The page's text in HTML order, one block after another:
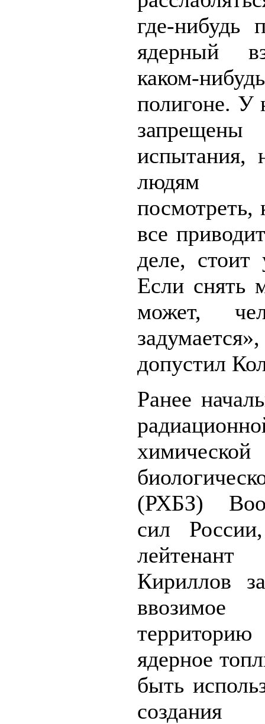
где-нибудь
ядерный
каком-нибудь
полигоне. У
испытания,
людям
посмотреть,
все
деле, стоит
Если снять
может,
допустил
Ранее
(РХБЗ)
сил
Кириллов
ядерное
быть
создания